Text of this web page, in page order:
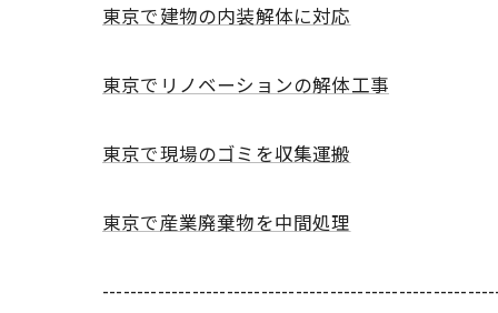
東京で建物の内装解体に対応
東京でリノベーションの解体工事
東京で現場のゴミを収集運搬
東京で産業廃棄物を中間処理